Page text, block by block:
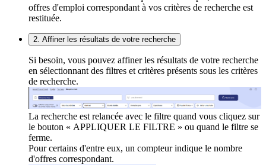
offres d'emploi correspondant à vos critères de recherche est
restituée.
2. Affiner les résultats de votre recherche
Si besoin, vous pouvez affiner les résultats de votre recherche
en sélectionnant des filtres et critères présents sous les critères
de recherche.
La recherche est relancée avec le filtre quand vous cliquez sur
le bouton « APPLIQUER LE FILTRE » ou quand le filtre se
ferme.
Pour certains d'entre eux, un compteur indique le nombre
d'offres correspondant.